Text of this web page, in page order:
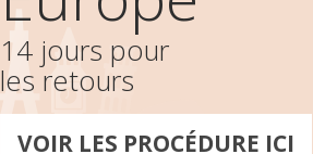
14 jours pour
les retours
VOIR LES PROCÉDURE ICI